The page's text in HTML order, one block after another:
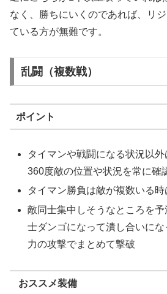
なく、勝ちにいくのであれば、リ
ている方が無難です。
乱闘（複数戦）
ポイント
タイマンや戦闘になる状況以
360度敵の位置や状況を常に確
タイマン勝負は敵が複数いる
敵同士集中しそうなところを
士ダンゴになって潰し合いに
力の攻撃でまとめて撃破
おススメ装備